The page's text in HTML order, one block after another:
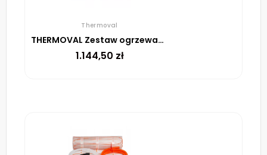
Thermoval
THERMOVAL Zestaw ogrzewania podłogowego – mata TV TO 9m² 170W/m² regulator TT 16 biały
1.144,50 zł